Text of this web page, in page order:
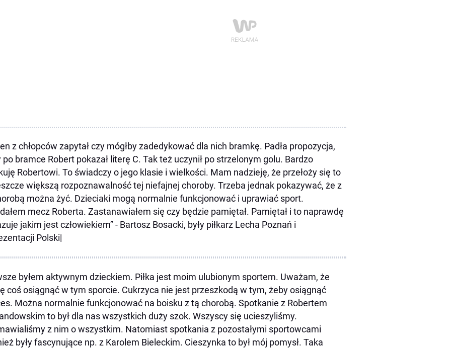
z chłopców zapytał czy mógłby zadedykować dla nich bramkę. Padła propozycja,
po bramce Robert pokazał literę C. Tak też uczynił po strzelonym golu. Bardzo
Robertowi. To świadczy o jego klasie i wielkości. Mam nadzieję, że przełoży się to
większą rozpoznawalność tej niefajnej choroby. Trzeba jednak pokazywać, że z
można żyć. Dzieciaki mogą normalnie funkcjonować i uprawiać sport.
mecz Roberta. Zastanawiałem się czy będzie pamiętał. Pamiętał i to naprawdę
jakim jest człowiekiem” - Bartosz Bosacki, były piłkarz Lecha Poznań i
Polski|
byłem aktywnym dzieckiem. Piłka jest moim ulubionym sportem. Uważam, że
coś osiągnąć w tym sporcie. Cukrzyca nie jest przeszkodą w tym, żeby osiągnąć
Można normalnie funkcjonować na boisku z tą chorobą. Spotkanie z Robertem
to był dla nas wszystkich duży szok. Wszyscy się ucieszyliśmy.
z nim o wszystkim. Natomiast spotkania z pozostałymi sportowcami
były fascynujące np. z Karolem Bieleckim. Cieszynka to był mój pomysł. Taka